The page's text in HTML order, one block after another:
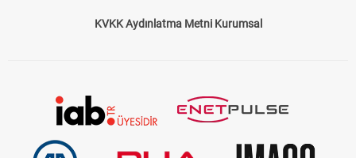
KVKK Aydınlatma Metni Kurumsal